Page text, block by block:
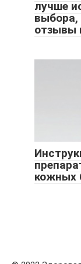
лучше
выбора,
отзывы
кожных